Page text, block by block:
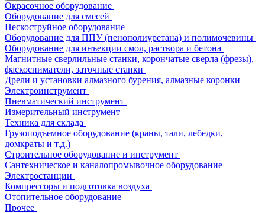
Окрасочное оборудование
Оборудование для смесей
Пескоструйное оборудование
Оборудование для ППУ (пенополиуретана) и полимочевины
Оборудование для инъекции смол, раствора и бетона
Магнитные сверлильные станки, корончатые сверла (фрезы),
фаскосниматели, заточные станки
Дрели и установки алмазного бурения, алмазные коронки
Электроинструмент
Пневматический инструмент
Измерительный инструмент
Техника для склада
Грузоподъемное оборудование (краны, тали, лебедки,
домкраты и т.д.)
Строительное оборудование и инструмент
Сантехническое и каналопромывочное оборудование
Электростанции
Компрессоры и подготовка воздуха
Отопительное оборудование
Прочее